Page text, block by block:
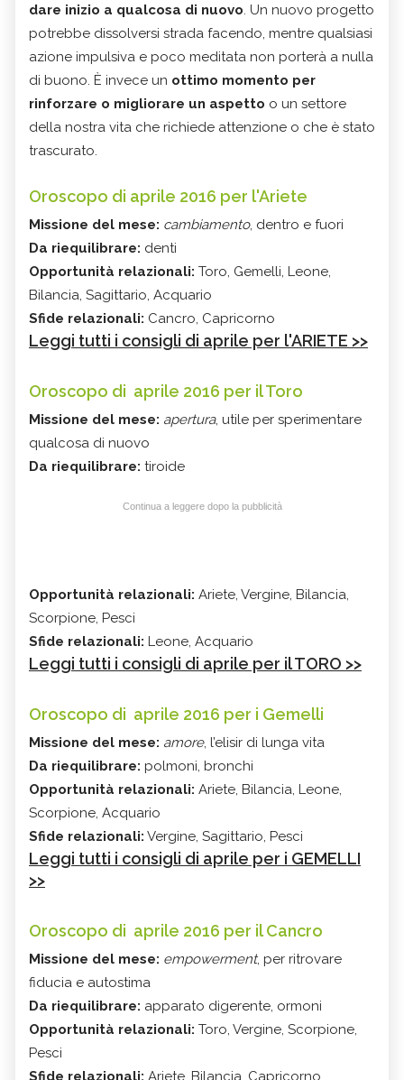
dare inizio a qualcosa di nuovo. Un nuovo progetto
potrebbe dissolversi strada facendo, mentre qualsiasi
azione impulsiva e poco meditata non porterà a nulla
di buono. È invece un ottimo momento per
rinforzare o migliorare un aspetto o un settore
della nostra vita che richiede attenzione o che è stato
trascurato.
Oroscopo di aprile 2016 per l'Ariete
Missione del mese: cambiamento, dentro e fuori
Da riequilibrare: denti
Opportunità relazionali: Toro, Gemelli, Leone,
Bilancia, Sagittario, Acquario
Sfide relazionali: Cancro, Capricorno
Leggi tutti i consigli di aprile per l'ARIETE >>
Oroscopo di aprile 2016 per il Toro
Missione del mese: apertura, utile per sperimentare
qualcosa di nuovo
Da riequilibrare: tiroide
Continua a leggere dopo la pubblicità
Opportunità relazionali: Ariete, Vergine, Bilancia,
Scorpione, Pesci
Sfide relazionali: Leone, Acquario
Leggi tutti i consigli di aprile per il TORO >>
Oroscopo di aprile 2016 per i Gemelli
Missione del mese: amore, l’elisir di lunga vita
Da riequilibrare: polmoni, bronchi
Opportunità relazionali: Ariete, Bilancia, Leone,
Scorpione, Acquario
Sfide relazionali: Vergine, Sagittario, Pesci
Leggi tutti i consigli di aprile per i GEMELLI
>>
Oroscopo di aprile 2016 per il Cancro
Missione del mese: empowerment, per ritrovare
fiducia e autostima
Da riequilibrare: apparato digerente, ormoni
Opportunità relazionali: Toro, Vergine, Scorpione,
Pesci
Sfide relazionali: Ariete, Bilancia, Capricorno